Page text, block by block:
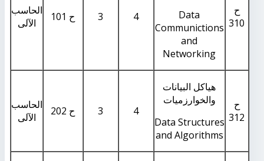
ح
310
Data
Communictions
and
Networking
4
3 ح 101
الحاسب
الآلى
ح
312
هياكل البيانات
والخوارزميات
Data Structures
and Algorithms
4
3 ح 202
الحاسب
الآلى